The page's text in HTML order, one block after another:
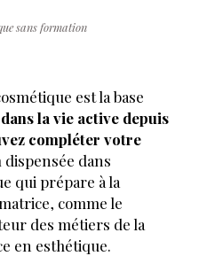
sans formation
est la base
la vie active depuis
compléter votre
dispensée dans
qui prépare à la
comme le
des métiers de la
en esthétique.